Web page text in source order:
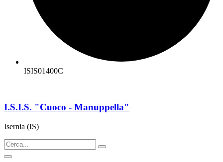
ISIS01400C
I.S.I.S. "Cuoco - Manuppella"
Isernia (IS)